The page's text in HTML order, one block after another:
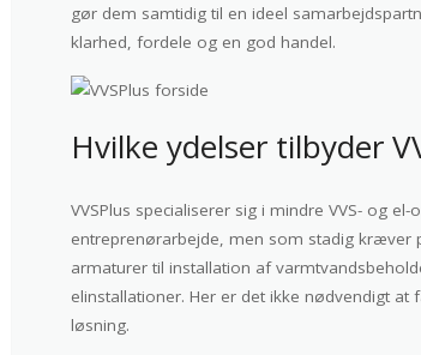
gør dem samtidig til en ideel
klarhed, fordele og en god handel.
Hvilke ydelser tilbyder
VVSPlus specialiserer sig i mindre VVS- og
entreprenørarbejde, men som stadig
armaturer til installation af
elinstallationer. Her er det ikke nødvendigt
løsning.